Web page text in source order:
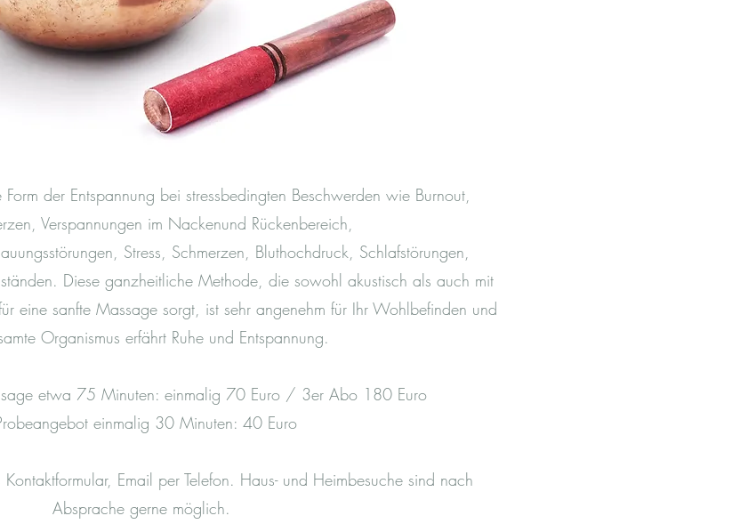
der Entspannung bei stressbedingten Beschwerden wie Burnout,
Verspannungen im Nackenund Rückenbereich,
Stress, Schmerzen, Bluthochdruck, Schlafstörungen,
Diese ganzheitliche Methode, die sowohl akustisch als auch mit
eine sanfte Massage sorgt, ist sehr angenehm für Ihr Wohlbefinden und
Organismus erfährt Ruhe und Entspannung.
etwa 75 Minuten: einmalig 70 Euro / 3er Abo 180 Euro
einmalig 30 Minuten: 40 Euro
Email per Telefon. Haus- und Heimbesuche sind nach
Absprache gerne möglich.